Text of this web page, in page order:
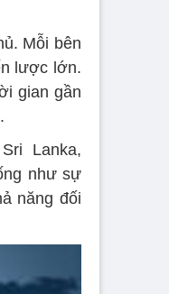
Mỗi bên
lược lớn.
gian gần
Lanka,
như sự
năng đối